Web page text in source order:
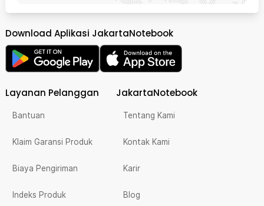
Download Aplikasi JakartaNotebook
Layanan Pelanggan
Bantuan
Klaim Garansi Produk
Biaya Pengiriman
Indeks Produk
JakartaNotebook
Tentang Kami
Kontak Kami
Karir
Blog